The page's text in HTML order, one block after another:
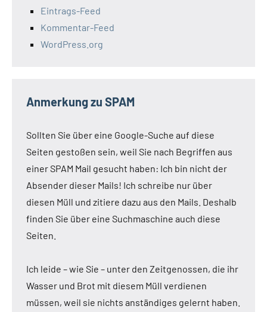
Eintrags-Feed
Kommentar-Feed
WordPress.org
Anmerkung zu SPAM
Sollten Sie über eine Google-Suche auf diese
Seiten gestoßen sein, weil Sie nach Begriffen aus
einer SPAM Mail gesucht haben: Ich bin nicht der
Absender dieser Mails! Ich schreibe nur über
diesen Müll und zitiere dazu aus den Mails. Deshalb
finden Sie über eine Suchmaschine auch diese
Seiten.
Ich leide – wie Sie – unter den Zeitgenossen, die ihr
Wasser und Brot mit diesem Müll verdienen
müssen, weil sie nichts anständiges gelernt haben.